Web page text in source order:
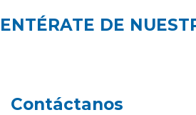
ENTÉRATE DE
Contáctanos